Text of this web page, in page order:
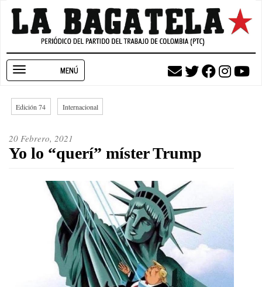
Pasar
contenido
navigation
Edición 74 Internacional
20 Febrero, 2021
Yo lo “querí” míster Trump